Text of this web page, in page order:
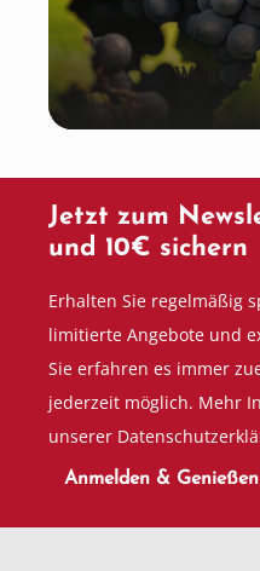
Wein aus
Jetzt zum
und 10€ sichern
Erhalten Sie regelmäßig
limitierte Angebote und
Sie erfahren es immer
jederzeit möglich. Mehr
unserer
Anmelden & Genießen